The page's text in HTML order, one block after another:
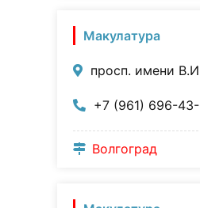
Макулатура
просп. имени
+7 (961) 696-
Волгоград